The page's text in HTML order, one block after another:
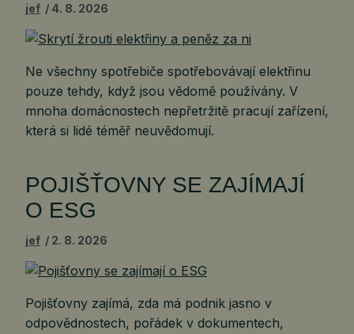
jef 4. 8. 2026
Ne všechny spotřebiče spotřebovávají elektřinu
pouze tehdy, když jsou vědomě používány. V
mnoha domácnostech nepřetržitě pracují zařízení,
která si lidé téměř neuvědomují.
POJIŠŤOVNY SE ZAJÍMAJÍ
O ESG
jef 2. 8. 2026
Pojišťovny zajímá, zda má podnik jasno v
odpovědnostech, pořádek v dokumentech,